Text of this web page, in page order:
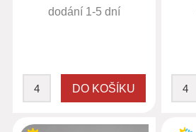
dodání 1-5 dní